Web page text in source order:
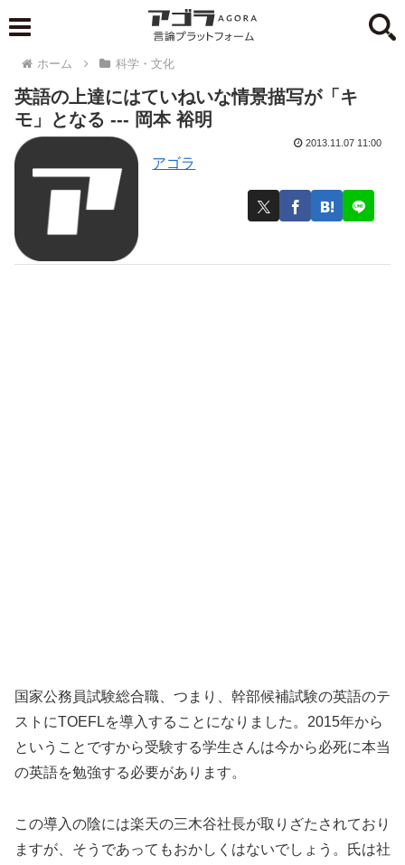
ホーム 科学・文化
英語の上達にはていねいな情景描写が「キ
モ」となる --- 岡本 裕明
アゴラ
2013.11.07 11:00
国家公務員試験総合職、つまり、幹部候補試験の英語のテ
ストにTOEFLを導入することになりました。2015年から
ということですから受験する学生さんは今から必死に本当
の英語を勉強する必要があります。
この導入の陰には楽天の三木谷社長が取りざたされており
ますが、そうであってもおかしくはないでしょう。氏は社